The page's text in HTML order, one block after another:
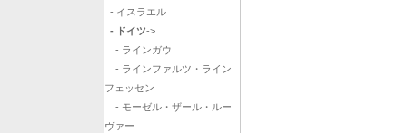
- イスラエル
- ドイツ->
- ラインガウ
- ラインファルツ・ライン
フェッセン
- モーゼル・ザール・ルー
ヴァー